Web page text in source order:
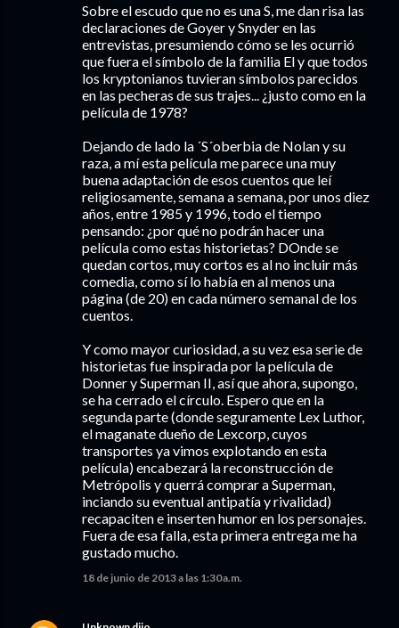
Sobre el escudo que no es una S, me dan risa las
declaraciones de Goyer y Snyder en las
entrevistas, presumiendo cómo se les ocurrió
que fuera el símbolo de la familia El y que todos
los kryptonianos tuvieran símbolos parecidos
en las pecheras de sus trajes... ¿justo como en la
película de 1978?
Dejando de lado la ´S´oberbia de Nolan y su
raza, a mí esta película me parece una muy
buena adaptación de esos cuentos que leí
religiosamente, semana a semana, por unos diez
años, entre 1985 y 1996, todo el tiempo
pensando: ¿por qué no podrán hacer una
película como estas historietas? DOnde se
quedan cortos, muy cortos es al no incluir más
comedia, como sí lo había en al menos una
página (de 20) en cada número semanal de los
cuentos.
Y como mayor curiosidad, a su vez esa serie de
historietas fue inspirada por la película de
Donner y Superman II, así que ahora, supongo,
se ha cerrado el círculo. Espero que en la
segunda parte (donde seguramente Lex Luthor,
el maganate dueño de Lexcorp, cuyos
transportes ya vimos explotando en esta
película) encabezará la reconstrucción de
Metrópolis y querrá comprar a Superman,
inciando su eventual antipatía y rivalidad)
recapaciten e inserten humor en los personajes.
Fuera de esa falla, esta primera entrega me ha
gustado mucho.
18 de junio de 2013 a las 1:30 a.m.